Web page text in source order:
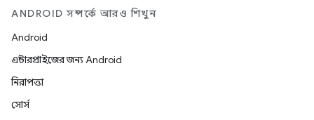
ANDROID সম্পর্কে আরও শিখুন
Android
এন্টারপ্রাইজের জন্য Android
নিরাপত্তা
সোর্স